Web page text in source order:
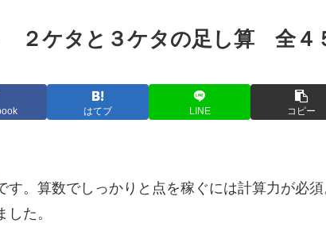
２ケタと３ケタの足し算 全４
はてブ LINE コピー
す。算数でしっかりと点を稼ぐには計算力が必須
た。